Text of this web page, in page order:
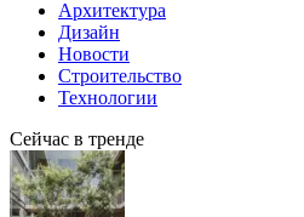
Архитектура
Дизайн
Новости
Строительство
Технологии
Сейчас в тренде